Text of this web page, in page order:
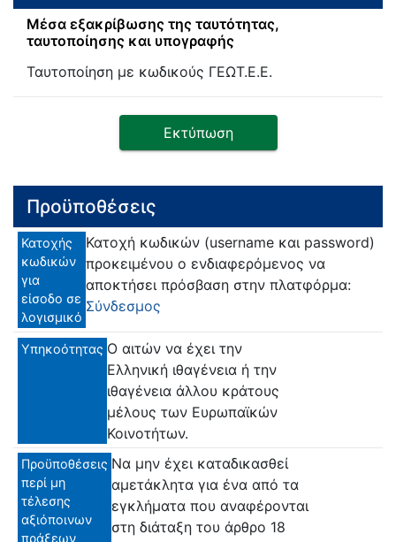
Μέσα εξακρίβωσης της ταυτότητας,
ταυτοποίησης και υπογραφής
Ταυτοποίηση με κωδικούς ΓΕΩΤ.Ε.Ε.
Εκτύπωση
Προϋποθέσεις
Κατοχής
κωδικών
για
είσοδο σε
λογισμικό
Κατοχή κωδικών (username και password)
προκειμένου ο ενδιαφερόμενος να
αποκτήσει πρόσβαση στην πλατφόρμα:
Σύνδεσμος
Υπηκοότητας Ο αιτών να έχει την
Ελληνική ιθαγένεια ή την
ιθαγένεια άλλου κράτους
μέλους των Ευρωπαϊκών
Κοινοτήτων.
Προϋποθέσεις
περί μη
τέλεσης
αξιόποινων
πράξεων
Να μην έχει καταδικασθεί
αμετάκλητα για ένα από τα
εγκλήματα που αναφέρονται
στη διάταξη του άρθρο 18